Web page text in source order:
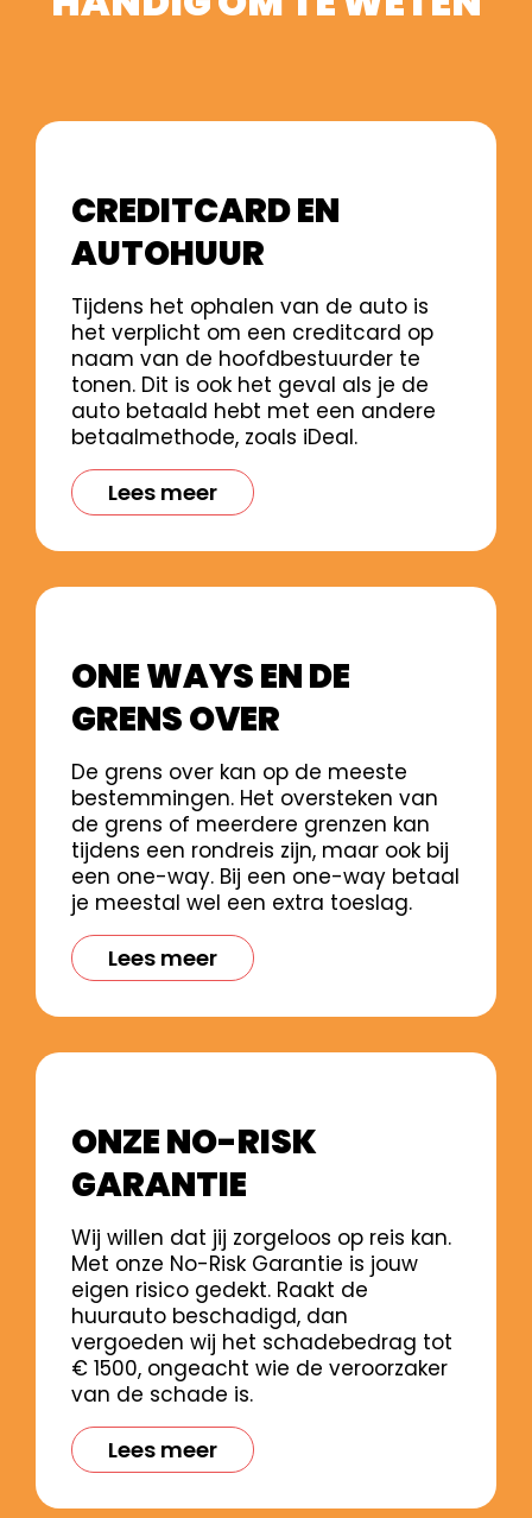
CREDITCARD EN
AUTOHUUR
Tijdens het ophalen van de auto is
het verplicht om een creditcard op
naam van de hoofdbestuurder te
tonen. Dit is ook het geval als je de
auto betaald hebt met een andere
betaalmethode, zoals iDeal.
Lees meer
ONE WAYS EN DE
GRENS OVER
De grens over kan op de meeste
bestemmingen. Het oversteken van
de grens of meerdere grenzen kan
tijdens een rondreis zijn, maar ook bij
een one-way. Bij een one-way betaal
je meestal wel een extra toeslag.
Lees meer
ONZE NO-RISK
GARANTIE
Wij willen dat jij zorgeloos op reis kan.
Met onze No-Risk Garantie is jouw
eigen risico gedekt. Raakt de
huurauto beschadigd, dan
vergoeden wij het schadebedrag tot
€ 1500, ongeacht wie de veroorzaker
van de schade is.
Lees meer